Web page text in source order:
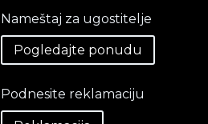
Nameštaj za ugostitelje
Pogledajte ponudu
Podnesite reklamaciju